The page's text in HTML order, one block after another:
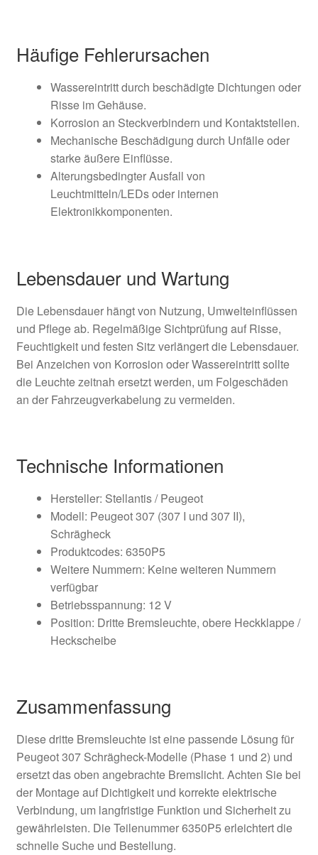
Häufige Fehlerursachen
Wassereintritt durch beschädigte Dichtungen oder
Risse im Gehäuse.
Korrosion an Steckverbindern und Kontaktstellen.
Mechanische Beschädigung durch Unfälle oder
starke äußere Einflüsse.
Alterungsbedingter Ausfall von
Leuchtmitteln/LEDs oder internen
Elektronikkomponenten.
Lebensdauer und Wartung
Die Lebensdauer hängt von Nutzung, Umwelteinflüssen
und Pflege ab. Regelmäßige Sichtprüfung auf Risse,
Feuchtigkeit und festen Sitz verlängert die Lebensdauer.
Bei Anzeichen von Korrosion oder Wassereintritt sollte
die Leuchte zeitnah ersetzt werden, um Folgeschäden
an der Fahrzeugverkabelung zu vermeiden.
Technische Informationen
Hersteller: Stellantis / Peugeot
Modell: Peugeot 307 (307 I und 307 II),
Schrägheck
Produktcodes: 6350P5
Weitere Nummern: Keine weiteren Nummern
verfügbar
Betriebsspannung: 12 V
Position: Dritte Bremsleuchte, obere Heckklappe /
Heckscheibe
Zusammenfassung
Diese dritte Bremsleuchte ist eine passende Lösung für
Peugeot 307 Schrägheck-Modelle (Phase 1 und 2) und
ersetzt das oben angebrachte Bremslicht. Achten Sie bei
der Montage auf Dichtigkeit und korrekte elektrische
Verbindung, um langfristige Funktion und Sicherheit zu
gewährleisten. Die Teilenummer 6350P5 erleichtert die
schnelle Suche und Bestellung.